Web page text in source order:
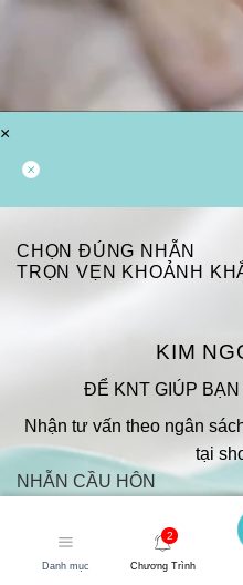
Danh mục Chương Trình
×
CHỌN ĐÚNG NHẪN
TRỌN VẸN KHOẢNH
KIM
ĐỂ KNT GIÚP
Nhận tư vấn theo ngân
tại
NHẪN CẦU HÔN